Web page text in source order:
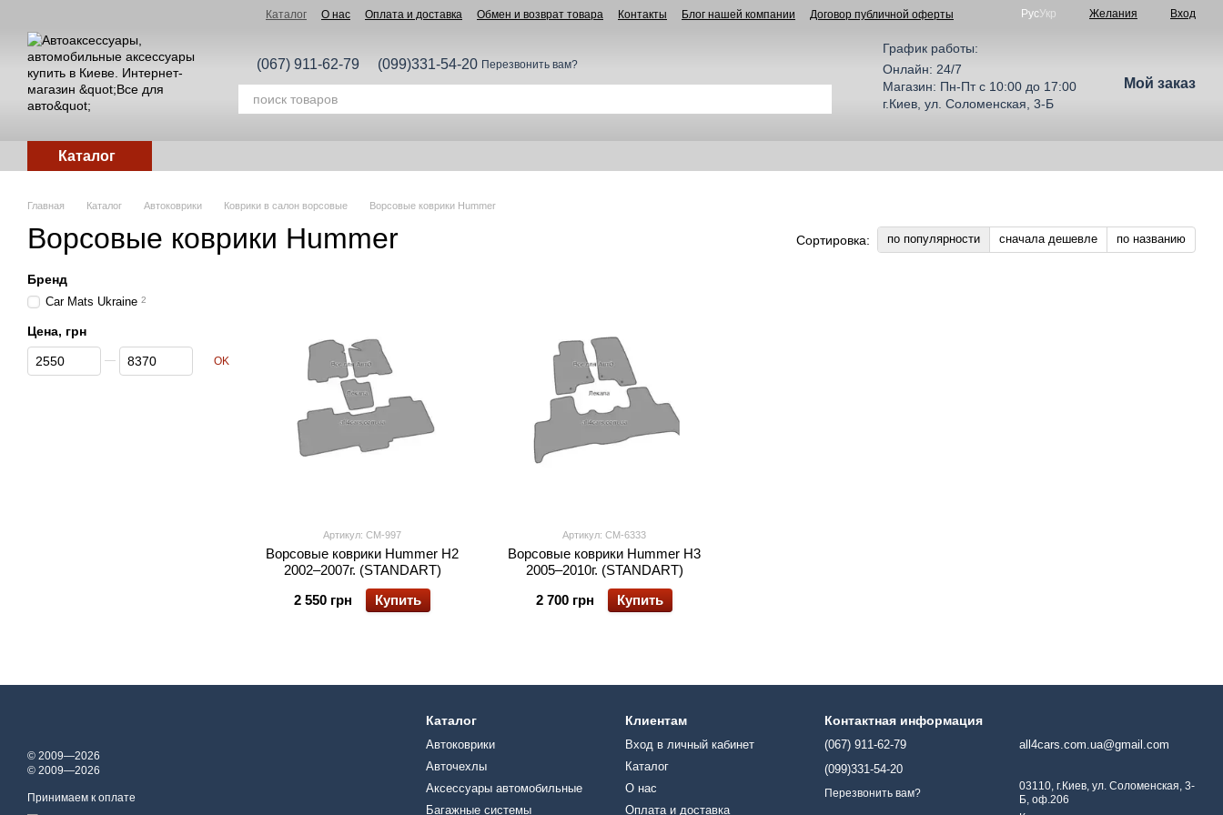
Каталог О нас Оплата и доставка Обмен и возврат товара Контакты Блог нашей компании Договор публичной оферты РусУкр Желания Вход
(067) 911-62-79 (099)331-54-20 Перезвонить вам?
График работы:
Онлайн: 24/7
Магазин: Пн-Пт с 10:00 до 17:00
г.Киев, ул. Соломенская, 3-Б
Мой заказ
Каталог
Главная Каталог Автоковрики Коврики в салон ворсовые Ворсовые коврики Hummer
Ворсовые коврики Hummer Сортировка: по популярности сначала дешевле по названию
Артикул: CM-997
Ворсовые коврики Hummer H2
2002–2007г. (STANDART)
2 550 грн
Купить
Артикул: CM-6333
Ворсовые коврики Hummer H3
2005–2010г. (STANDART)
2 700 грн
Купить
Бренд
Car Mats Ukraine 2
Цена, грн
От Цена, грн
До Цена, грн OK
© 2009—2026
© 2009—2026
Принимаем к оплате
Каталог
Автоковрики
Авточехлы
Аксессуары автомобильные
Багажные системы
Клиентам
Вход в личный кабинет
Каталог
О нас
Оплата и доставка
Контактная информация
(067) 911-62-79
(099)331-54-20
Перезвонить вам?
all4cars.com.ua@gmail.com
03110, г.Киев, ул. Соломенская, 3-
Б, оф.206